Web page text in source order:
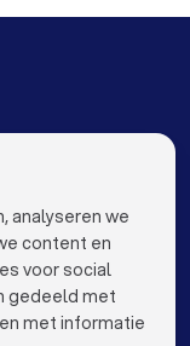
in Tilburg
in Breda keyboard_arrow_down
analyseren we
content en
voor social
gedeeld met
met informatie